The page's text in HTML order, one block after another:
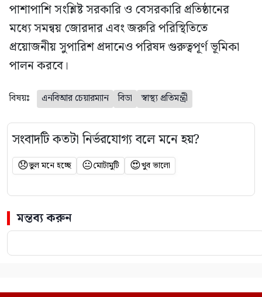
পাশাপাশি সংশ্লিষ্ট সরকারি ও বেসরকারি প্রতিষ্ঠানের
মধ্যে সমন্বয় জোরদার এবং জরুরি পরিস্থিতিতে
প্রয়োজনীয় সুপারিশ প্রদানেও পরিষদ গুরুত্বপূর্ণ ভূমিকা
পালন করবে।
বিষয়ঃ এনবিআর চেয়ারম্যান বিডা স্বাস্থ্য প্রতিমন্ত্রী
সংবাদটি কতটা নির্ভরযোগ্য বলে মনে হয়?
😞ভুল মনে হচ্ছে 😐মোটামুটি 😍খুব ভালো
মন্তব্য করুন